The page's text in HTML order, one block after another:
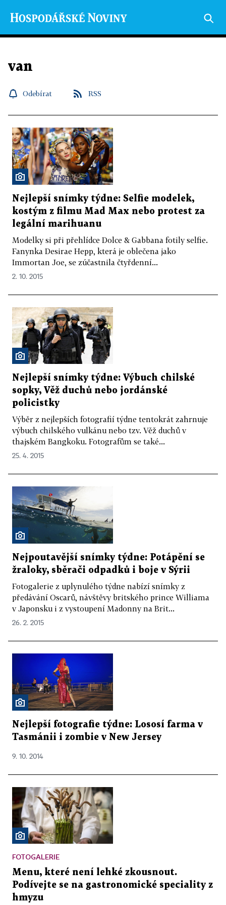
van
Odebírat RSS
Nejlepší snímky týdne: Selfie modelek,
kostým z filmu Mad Max nebo protest za
legální marihuanu
Modelky si při přehlídce Dolce & Gabbana fotily selfie.
Fanynka Desirae Hepp, která je oblečena jako
Immortan Joe, se zúčastnila čtyřdenní...
2. 10. 2015
Nejlepší snímky týdne: Výbuch chilské
sopky, Věž duchů nebo jordánské
policistky
Výběr z nejlepších fotografií týdne tentokrát zahrnuje
výbuch chilského vulkánu nebo tzv. Věž duchů v
thajském Bangkoku. Fotografům se také...
25. 4. 2015
Nejpoutavější snímky týdne: Potápění se
žraloky, sběrači odpadků i boje v Sýrii
Fotogalerie z uplynulého týdne nabízí snímky z
předávání Oscarů, návštěvy britského prince Williama
v Japonsku i z vystoupení Madonny na Brit...
26. 2. 2015
Nejlepší fotografie týdne: Lososí farma v
Tasmánii i zombie v New Jersey
9. 10. 2014
FOTOGALERIE
Menu, které není lehké zkousnout.
Podívejte se na gastronomické speciality z
hmyzu